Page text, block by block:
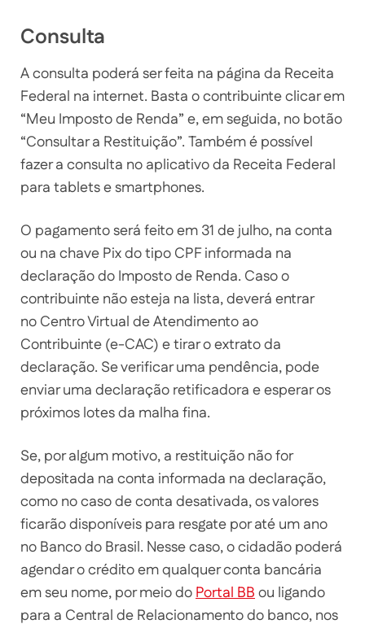
Consulta
A consulta poderá ser feita na página da Receita
Federal na internet. Basta o contribuinte clicar em
“Meu Imposto de Renda” e, em seguida, no botão
“Consultar a Restituição”. Também é possível
fazer a consulta no aplicativo da Receita Federal
para tablets e smartphones.
O pagamento será feito em 31 de julho, na conta
ou na chave Pix do tipo CPF informada na
declaração do Imposto de Renda. Caso o
contribuinte não esteja na lista, deverá entrar
no Centro Virtual de Atendimento ao
Contribuinte (e-CAC) e tirar o extrato da
declaração. Se verificar uma pendência, pode
enviar uma declaração retificadora e esperar os
próximos lotes da malha fina.
Se, por algum motivo, a restituição não for
depositada na conta informada na declaração,
como no caso de conta desativada, os valores
ficarão disponíveis para resgate por até um ano
no Banco do Brasil. Nesse caso, o cidadão poderá
agendar o crédito em qualquer conta bancária
em seu nome, por meio doPortal BBou ligando
para a Central de Relacionamento do banco, nos